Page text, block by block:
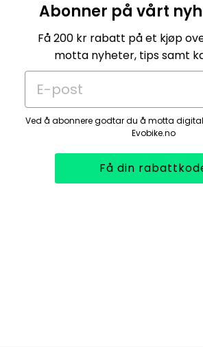
Abonner på vårt
Få 200 kr rabatt på et kjøp
motta nyheter, tips samt
E-post
Ved å abonnere godtar du å motta
Evobike.no
Få din